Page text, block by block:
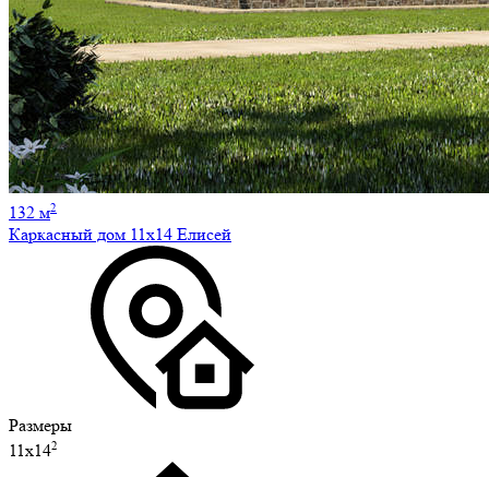
132 м2
Каркасный дом 11х14 Елисей
Размеры
11х142